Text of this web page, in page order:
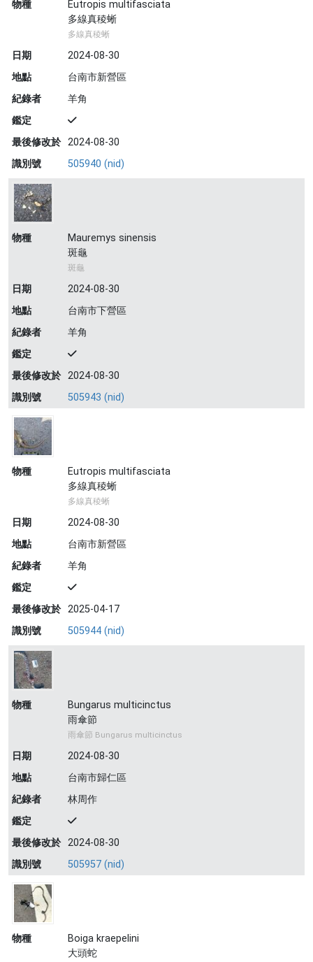
物種
Eutropis multifasciata
多線真稜蜥
多線真稜蜥
日期
2024-08-30
地點
台南市新營區
紀錄者
羊角
鑑定
最後修改於 2024-08-30
識別號
505940 (nid)
物種
Mauremys sinensis
斑龜
斑龜
日期
2024-08-30
地點
台南市下營區
紀錄者
羊角
鑑定
最後修改於 2024-08-30
識別號
505943 (nid)
物種
Eutropis multifasciata
多線真稜蜥
多線真稜蜥
日期
2024-08-30
地點
台南市新營區
紀錄者
羊角
鑑定
最後修改於 2025-04-17
識別號
505944 (nid)
物種
Bungarus multicinctus
雨傘節
雨傘節 Bungarus multicinctus
日期
2024-08-30
地點
台南市歸仁區
紀錄者
林周作
鑑定
最後修改於 2024-08-30
識別號
505957 (nid)
物種
Boiga kraepelini
大頭蛇